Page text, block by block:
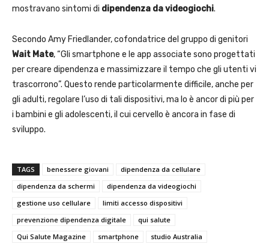
mostravano sintomi di dipendenza da videogiochi.
Secondo Amy Friedlander, cofondatrice del gruppo di genitori
Wait Mate, “Gli smartphone e le app associate sono progettati
per creare dipendenza e massimizzare il tempo che gli utenti vi
trascorrono”. Questo rende particolarmente difficile, anche per
gli adulti, regolare l’uso di tali dispositivi, ma lo è ancor di più per
i bambini e gli adolescenti, il cui cervello è ancora in fase di
sviluppo.
TAGS benessere giovani
dipendenza da cellulare
dipendenza da schermi
dipendenza da videogiochi
gestione uso cellulare
limiti accesso dispositivi
prevenzione dipendenza digitale
qui salute
Qui Salute Magazine
smartphone studio Australia